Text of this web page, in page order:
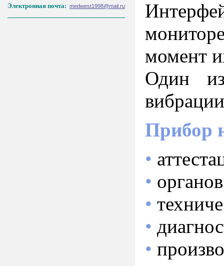
Электронная почта: medwest1998@mail.ru
момент
Один
Прибор
•
•
•
•
•